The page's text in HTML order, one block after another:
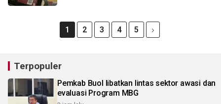
1 2 3 4 5
Terpopuler
Pemkab Buol libatkan lintas sektor awasi dan
evaluasi Program MBG